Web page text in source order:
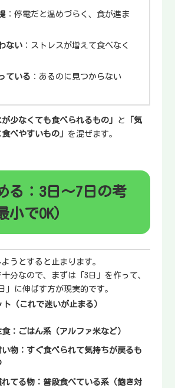
：停電だと温めづらく、食が進ま
ない ：ストレスが増えて食べなく
ている ：あるのに見つからない
が少なくても食べられるもの」 と
「気
べやすいもの」 を混ぜます。
る：3日〜7日の考
小でOK）
うとすると止まります。
分なので、まずは「3日」を作って、
」に伸ばす方が現実的です。
ト（これで迷いが止まる）
食：ごはん系（アルファ米など）
い物 ：すぐ食べられて気持ちが戻るも
れてる物 ：普段食べている系（飽き対